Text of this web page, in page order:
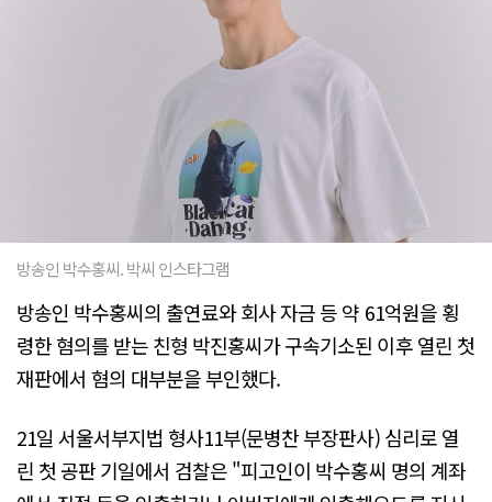
방송인 박수홍씨. 박씨 인스타그램
방송인 박수홍씨의 출연료와 회사 자금 등 약 61억원을 횡
령한 혐의를 받는 친형 박진홍씨가 구속기소된 이후 열린 첫
재판에서 혐의 대부분을 부인했다.
21일 서울서부지법 형사11부(문병찬 부장판사) 심리로 열
린 첫 공판 기일에서 검찰은 "피고인이 박수홍씨 명의 계좌